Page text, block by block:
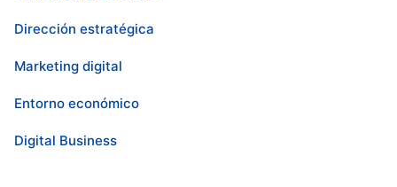
Dirección estratégica
Marketing digital
Entorno económico
Digital Business